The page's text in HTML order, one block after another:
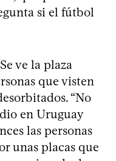
si el fútbol
ve la plaza
que visten
“No
en Uruguay
las personas
unas placas que